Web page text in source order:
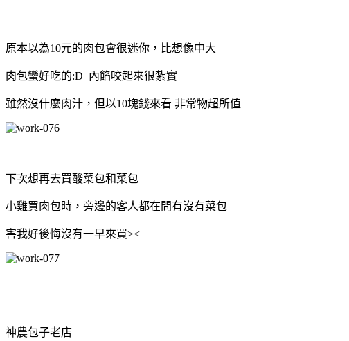
原本以為10元的肉包會很迷你，比想像中大
肉包蠻好吃的:D 內餡咬起來很紮實
雖然沒什麼肉汁，但以10塊錢來看 非常物超所值
下次想再去買酸菜包和菜包
小雞買肉包時，旁邊的客人都在問有沒有菜包
害我好後悔沒有一早來買><
神農包子老店